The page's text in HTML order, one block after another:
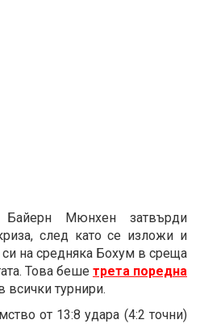
Байерн Мюнхен затвърди
след като се изложи и
си на средняка Бохум в среща
Това беше трета поредна
турнири.
от 13:8 удара (4:2 точни)